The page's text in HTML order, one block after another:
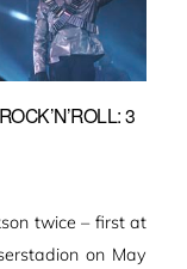
3
twice – first at
on May